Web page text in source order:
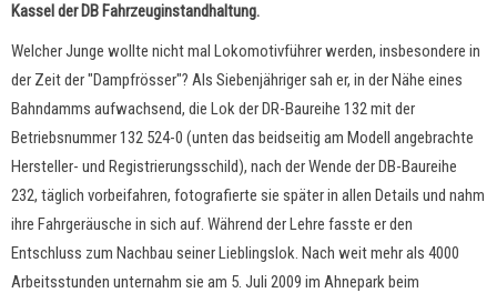
Kassel der DB Fahrzeuginstandhaltung.
Welcher Junge wollte nicht mal Lokomotivführer werden, insbesondere in
der Zeit der "Dampfrösser"? Als Siebenjähriger sah er, in der Nähe eines
Bahndamms aufwachsend, die Lok der DR-Baureihe 132 mit der
Betriebsnummer 132 524-0 (unten das beidseitig am Modell angebrachte
Hersteller- und Registrierungsschild), nach der Wende der DB-Baureihe
232, täglich vorbeifahren, fotografierte sie später in allen Details und nahm
ihre Fahrgeräusche in sich auf. Während der Lehre fasste er den
Entschluss zum Nachbau seiner Lieblingslok. Nach weit mehr als 4000
Arbeitsstunden unternahm sie am 5. Juli 2009 im Ahnepark beim